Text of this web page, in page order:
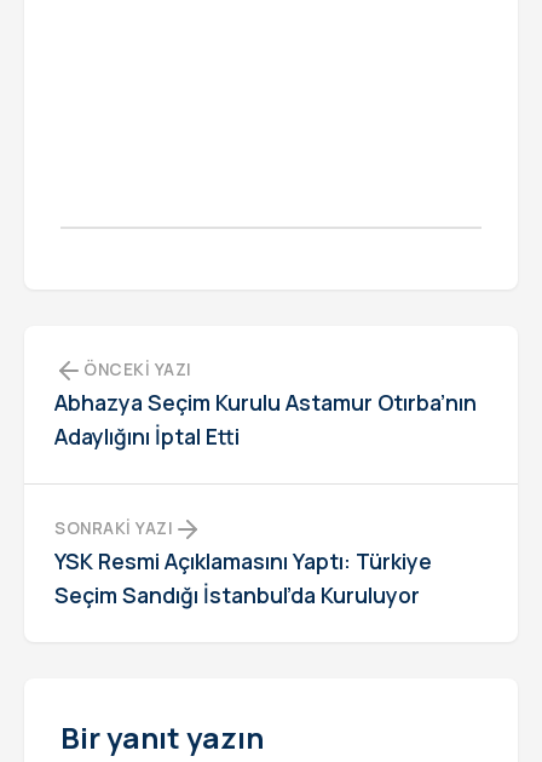
ÖNCEKI YAZI
Abhazya Seçim Kurulu Astamur Otırba’nın
Adaylığını İptal Etti
SONRAKI YAZI
YSK Resmi Açıklamasını Yaptı: Türkiye
Seçim Sandığı İstanbul’da Kuruluyor
Bir yanıt yazın